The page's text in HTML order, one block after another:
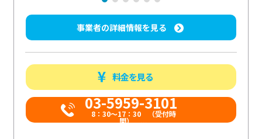
事業者の詳細情報を見る
料金を見る
03-5959-3101
8：30～17：30 （受付時
間） ...